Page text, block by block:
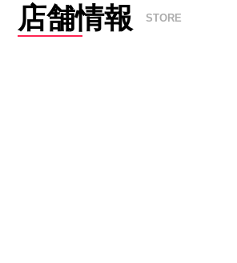
店舗情報 STORE